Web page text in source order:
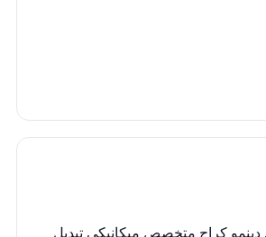
دينمو كراج متخصص ميكانيكي تبديل